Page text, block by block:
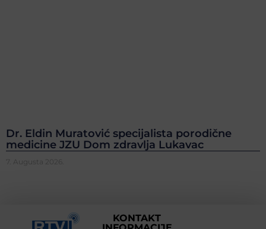
Dr. Eldin Muratović specijalista porodične
medicine JZU Dom zdravlja Lukavac
7. Augusta 2026.
KONTAKT